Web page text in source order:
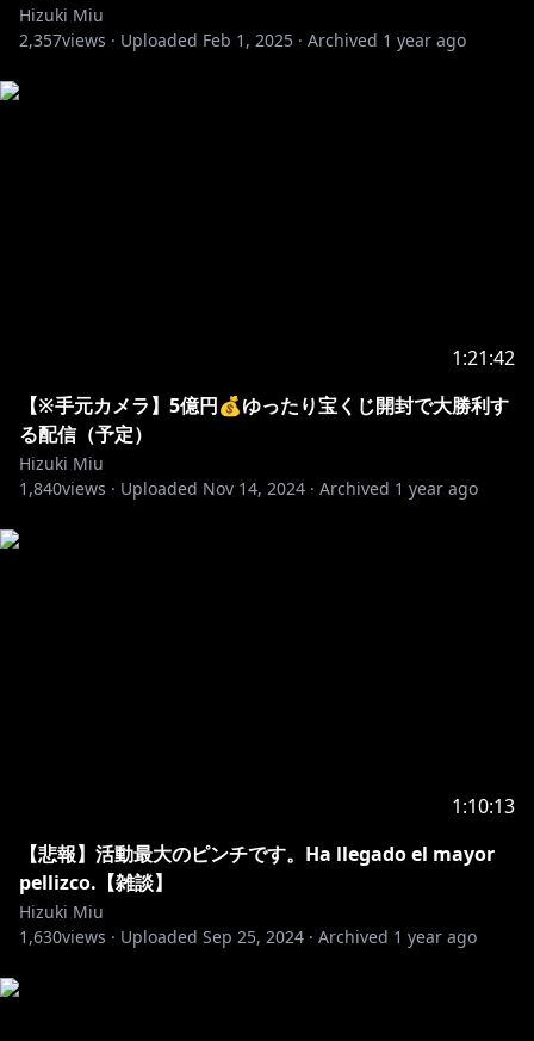
Hizuki Miu
2,357views · Uploaded Feb 1, 2025 · Archived 1 year ago
1:21:42
【※手元カメラ】5億円💰ゆったり宝くじ開封で大勝利す
る配信（予定）
Hizuki Miu
1,840views · Uploaded Nov 14, 2024 · Archived 1 year ago
1:10:13
【悲報】活動最大のピンチです。Ha llegado el mayor
pellizco.【雑談】
Hizuki Miu
1,630views · Uploaded Sep 25, 2024 · Archived 1 year ago